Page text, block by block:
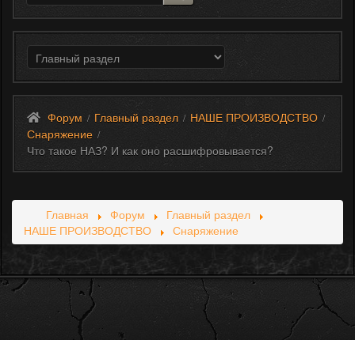
Форум / Главный раздел / НАШЕ ПРОИЗВОДСТВО /
Снаряжение /
Что такое НАЗ? И как оно расшифровывается?
Главная Форум
Главный раздел
НАШЕ ПРОИЗВОДСТВО
Снаряжение